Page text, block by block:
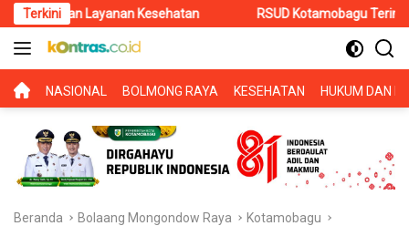
Langsung
ke
konten
Terkini
Layanan Kesehatan RSUD Kotamobagu Terima Kunker
BERANDA
NASIONAL BOLMONG RAYA KESEHATAN HUKUM DAN
Beranda Bolaang Mongondow Raya Kotamobagu